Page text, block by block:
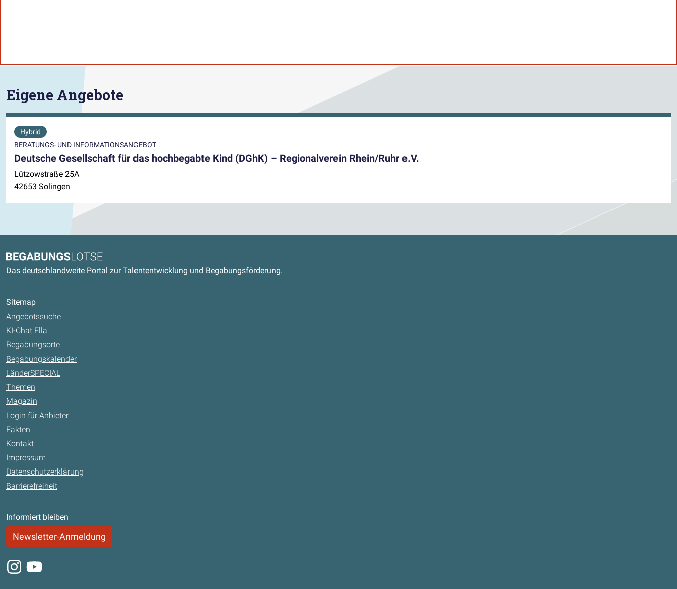
Eigene Angebote
Hybrid
BERATUNGS- UND INFORMATIONSANGEBOT
Deutsche Gesellschaft für das hochbegabte Kind (DGhK) – Regionalverein Rhein/Ruhr e.V.
Lützowstraße 25A
42653 Solingen
Kontaktdaten und weitere Links
Begabungslotse
Das deutschlandweite Portal zur Talententwicklung und Begabungsförderung.
Sitemap
Angebotssuche
KI-Chat Ella
Begabungsorte
Begabungskalender
LänderSPECIAL
Themen
Magazin
Login für Anbieter
Fakten
Kontakt
Impressum
Datenschutzerklärung
Barrierefreiheit
Informiert bleiben
Newsletter-Anmeldung
Instagram
Youtube